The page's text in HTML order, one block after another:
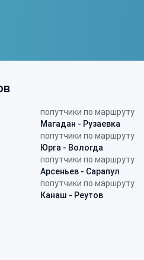
попутчики по маршруту
Магадан - Рузаевка
попутчики по маршруту
Юрга - Вологда
попутчики по маршруту
Арсеньев - Сарапул
попутчики по маршруту
Канаш - Реутов